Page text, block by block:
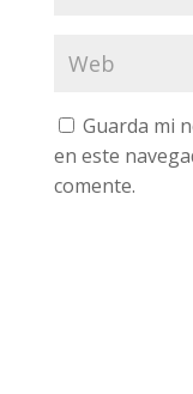
Guarda mi
en este
comente.